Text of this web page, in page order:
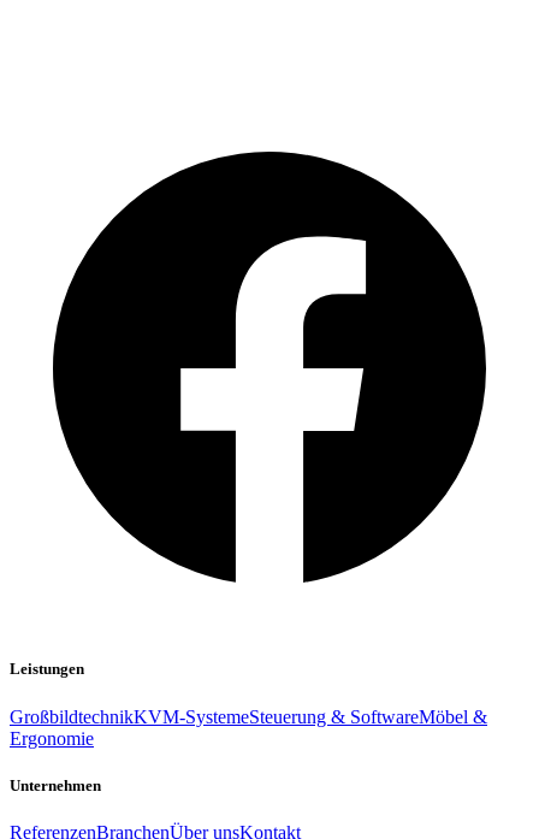
Leistungen
GroßbildtechnikKVM-SystemeSteuerung & SoftwareMöbel &
Ergonomie
Unternehmen
ReferenzenBranchenÜber unsKontakt